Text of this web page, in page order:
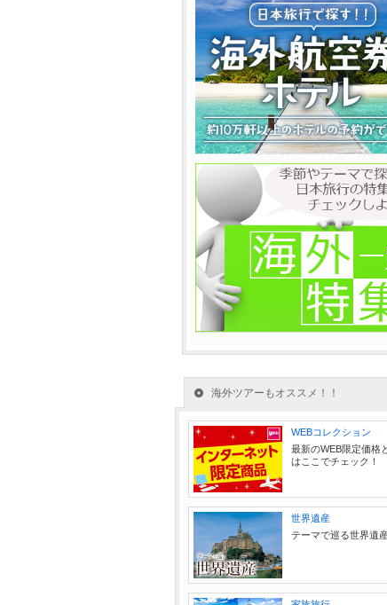
海外ツアーもオススメ！！
WEBコレクション
最新のWEB限定価格
はここでチェック！
世界遺産
テーマで巡る世界遺